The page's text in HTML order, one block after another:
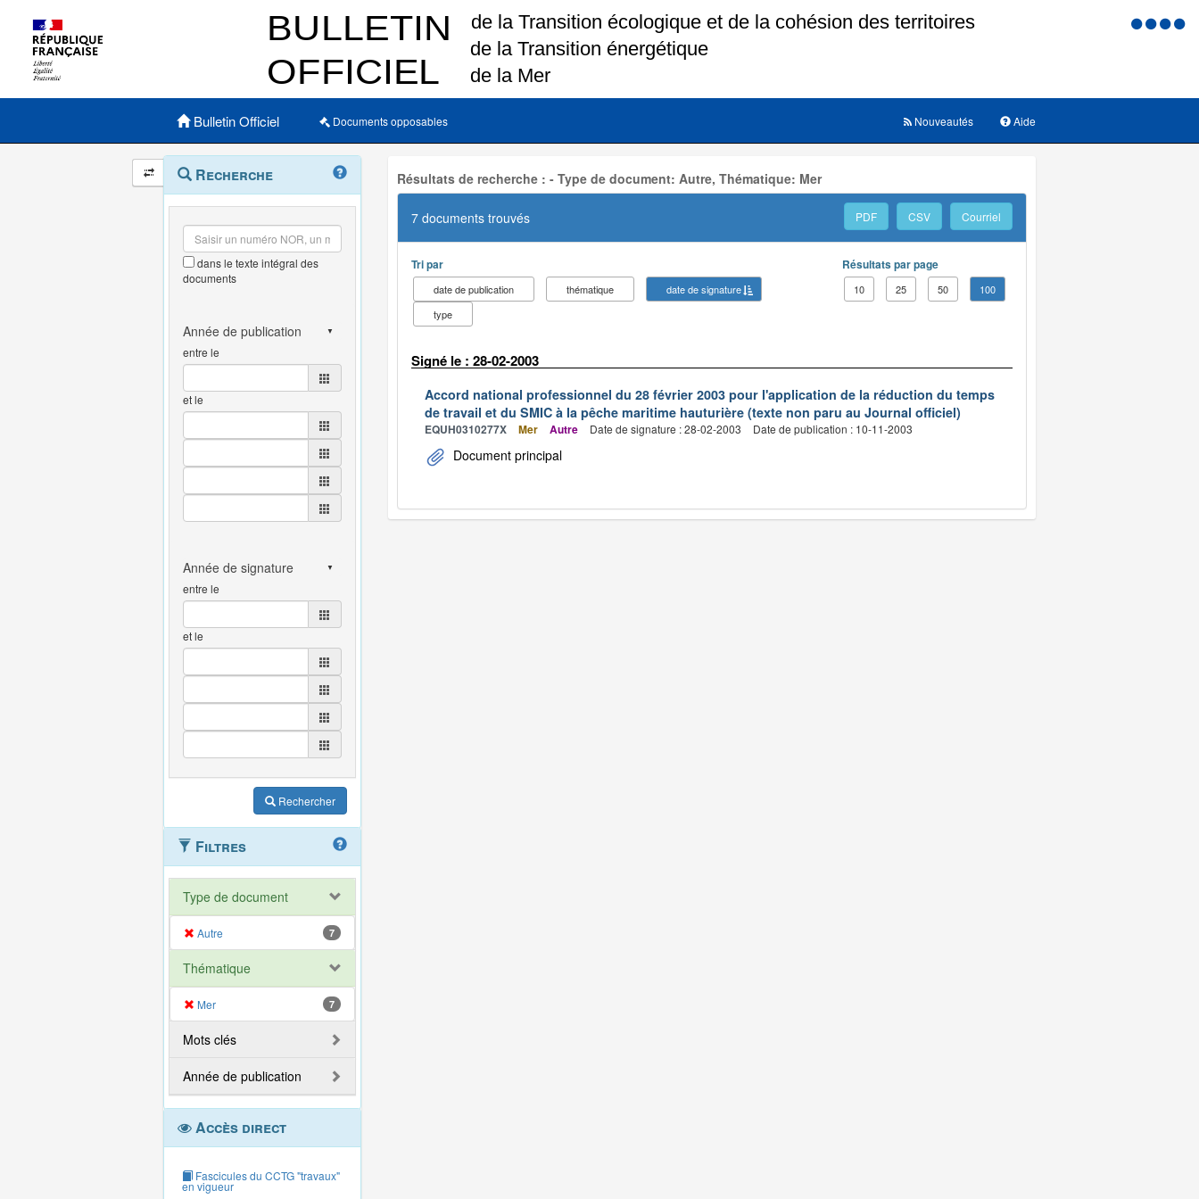
Menu
Menu principal
Bulletin Officiel Documents opposables Aide
Nouveautés
Navigation
et
outils
annexes
Menu
contextuel
Recherche
dans le texte intégral des
documents
entre le
et le
entre le
et le
Rechercher
Filtres
Type de document
Autre 7
Thématique
Mer 7
Mots clés
Année de publication
Accès direct
Fascicules du CCTG "travaux"
en vigueur
Résultats de recherche : - Type de document: Autre, Thématique: Mer
7 documents trouvés PDF CSV Courriel
Tri par
date de publication thématique
date de signature
type
Résultats par page
10 25 50 100
Signé le : 28-02-2003
Accord national professionnel du 28 février 2003 pour l'application de la réduction du temps
de travail et du SMIC à la pêche maritime hauturière (texte non paru au Journal officiel)
EQUH0310277X Mer Autre Date de signature : 28-02-2003 Date de publication : 10-11-2003
Document principal